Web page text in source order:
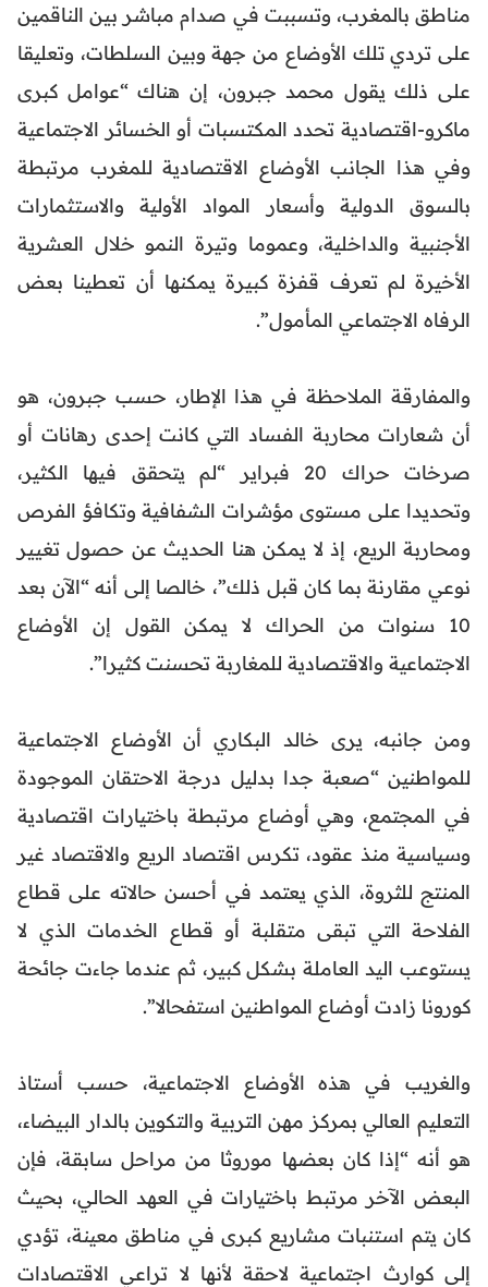
مناطق بالمغرب، وتسببت في صدام مباشر بين الناقمين
على تردي تلك الأوضاع من جهة وبين السلطات، وتعليقا
على ذلك يقول محمد جبرون، إن هناك “عوامل كبرى
ماكرو-اقتصادية تحدد المكتسبات أو الخسائر الاجتماعية
وفي هذا الجانب الأوضاع الاقتصادية للمغرب مرتبطة
بالسوق الدولية وأسعار المواد الأولية والاستثمارات
الأجنبية والداخلية، وعموما وتيرة النمو خلال العشرية
الأخيرة لم تعرف قفزة كبيرة يمكنها أن تعطينا بعض
الرفاه الاجتماعي المأمول”.
والمفارقة الملاحظة في هذا الإطار، حسب جبرون، هو
أن شعارات محاربة الفساد التي كانت إحدى رهانات أو
صرخات حراك 20 فبراير “لم يتحقق فيها الكثير،
وتحديدا على مستوى مؤشرات الشفافية وتكافؤ الفرص
ومحاربة الريع، إذ لا يمكن هنا الحديث عن حصول تغيير
نوعي مقارنة بما كان قبل ذلك”، خالصا إلى أنه “الآن بعد
10 سنوات من الحراك لا يمكن القول إن الأوضاع
الاجتماعية والاقتصادية للمغاربة تحسنت كثيرا”.
ومن جانبه، يرى خالد البكاري أن الأوضاع الاجتماعية
للمواطنين “صعبة جدا بدليل درجة الاحتقان الموجودة
في المجتمع، وهي أوضاع مرتبطة باختيارات اقتصادية
وسياسية منذ عقود، تكرس اقتصاد الريع والاقتصاد غير
المنتج للثروة، الذي يعتمد في أحسن حالاته على قطاع
الفلاحة التي تبقى متقلبة أو قطاع الخدمات الذي لا
يستوعب اليد العاملة بشكل كبير، ثم عندما جاءت جائحة
كورونا زادت أوضاع المواطنين استفحالا”.
والغريب في هذه الأوضاع الاجتماعية، حسب أستاذ
التعليم العالي بمركز مهن التربية والتكوين بالدار البيضاء،
هو أنه “إذا كان بعضها موروثا من مراحل سابقة، فإن
البعض الآخر مرتبط باختيارات في العهد الحالي، بحيث
كان يتم استنبات مشاريع كبرى في مناطق معينة، تؤدي
إلى كوارث اجتماعية لاحقة لأنها لا تراعي الاقتصادات